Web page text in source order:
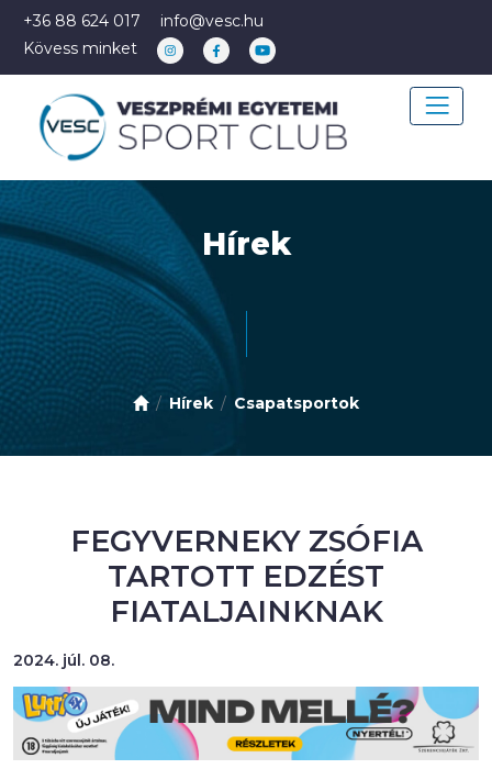
+36 88 624 017
info@vesc.hu
Kövess minket
Hírek
Hírek Csapatsportok
FEGYVERNEKY ZSÓFIA
TARTOTT EDZÉST
FIATALJAINKNAK
2024. júl. 08.